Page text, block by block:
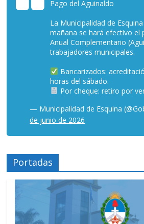
Pago del Aguinaldo
La Municipalidad de
mañana se hará efectivo el
Anual Complementario
trabajadores municipales.
Bancarizados:
horas del sábado.
Por cheque: retiro por
— Municipalidad de Esquina
de junio de 2026
Portadas